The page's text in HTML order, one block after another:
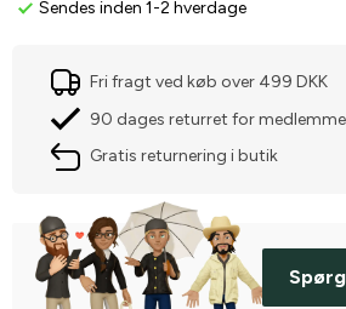
Sendes inden 1-2 hverdage
Fri fragt ved køb over 499 DKK
90 dages returret for
Gratis returnering i butik